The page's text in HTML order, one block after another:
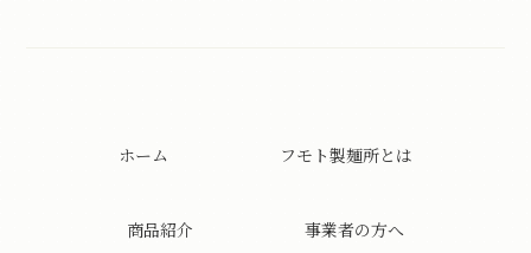
ホーム フモト製麺所とは
商品紹介 事業者の方へ